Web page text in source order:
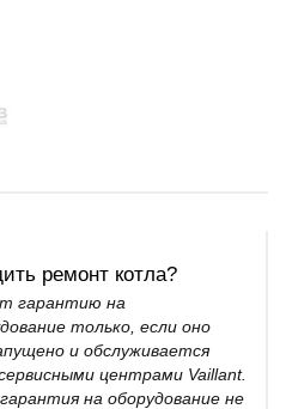
ремонт котла?
гарантию на
только, если оно
и обслуживается
центрами Vaillant.
на оборудование не